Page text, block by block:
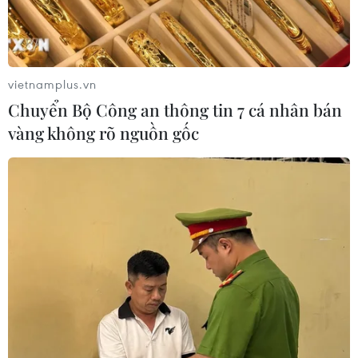
Nhà máy điện gió LIG-
Hướng Hóa 1
08/08/2026 02:33
Đông khu vực vịnh Bắc Bộ
07/08/2026 23:29
động vật hoang dã trước
Bắc Bộ sẽ gây ảnh hưởng
thế nào tới Việt Nam?
07/08/2026 14:38
vietnamplus.vn
Chuyển Bộ Công an thông tin 7 cá nhân bán
vàng không rõ nguồn gốc